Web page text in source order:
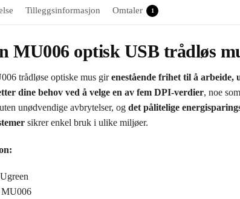
Tilleggsinformasjon Omtaler 1
MU006 optisk USB trådløs
trådløse optiske mus girenestående frihet til å arbeide,
dine behov ved å velge en av fem DPI-verdier, noe
unødvendige avbrytelser, og det pålitelige
sikrer enkel bruk i ulike miljøer.
Ugreen
MU006